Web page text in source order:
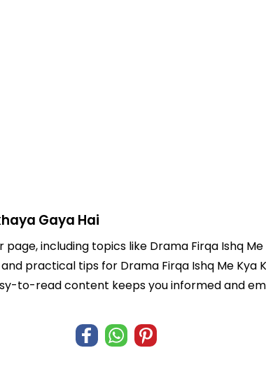
Gaya Hai
including topics like Drama Firqa Ishq Me
practical tips for Drama Firqa Ishq Me Kya
to-read content keeps you informed and